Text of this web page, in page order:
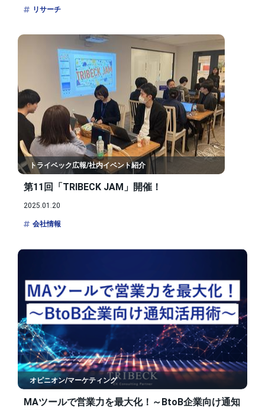
リサーチ
トライベック広報/社内イベント紹介
第11回「TRIBECK JAM」開催！
2025.01.20
会社情報
オピニオン/マーケティング
MAツールで営業力を最大化！～BtoB企業向け通知